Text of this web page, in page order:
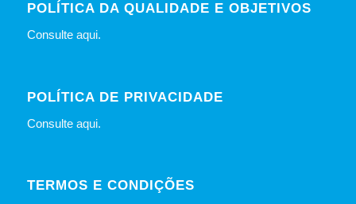
POLÍTICA DA QUALIDADE E OBJETIVOS
Consulte aqui.
POLÍTICA DE PRIVACIDADE
Consulte aqui.
TERMOS E CONDIÇÕES